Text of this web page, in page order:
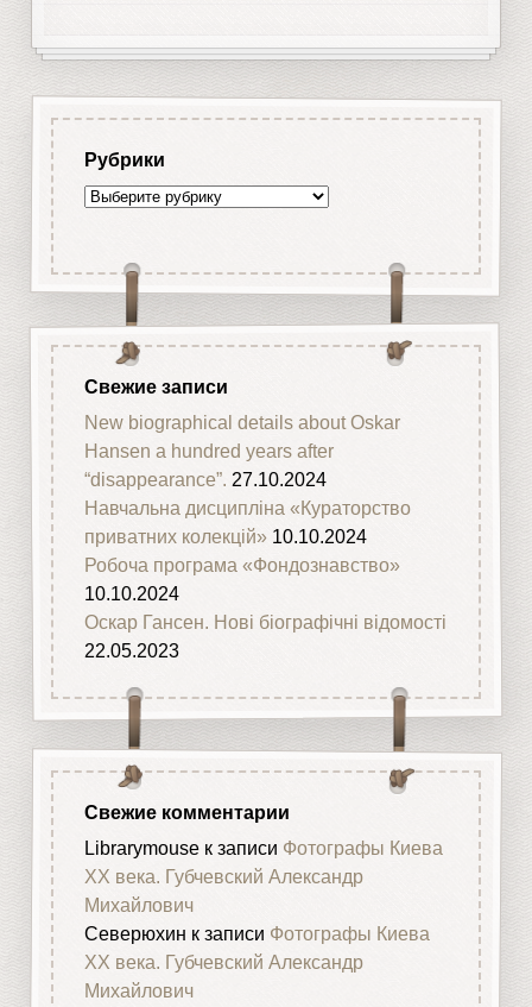
Рубрики
Рубрики
Свежие записи
New biographical details about Oskar
Hansen a hundred years after
“disappearance”. 27.10.2024
Навчальна дисципліна «Кураторство
приватних колекцій» 10.10.2024
Робоча програма «Фондознавство»
10.10.2024
Оскар Гансен. Нові біографічні відомості
22.05.2023
Свежие комментарии
Librarymouseк записи Фотографы Киева
XX века. Губчевский Александр
Михайлович
Северюхин к записи Фотографы Киева
XX века. Губчевский Александр
Михайлович